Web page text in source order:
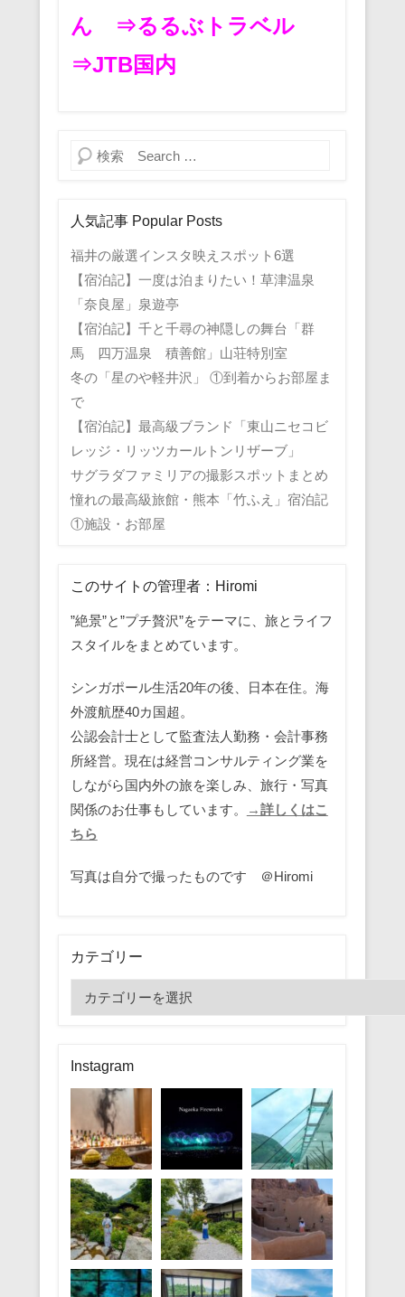
ん
⇒るるぶトラベル
⇒JTB国内
検索
人気記事 Popular Posts
福井の厳選インスタ映えスポット6選
【宿泊記】一度は泊まりたい！草津温泉
「奈良屋」泉遊亭
【宿泊記】千と千尋の神隠しの舞台「群
馬 四万温泉 積善館」山荘特別室
冬の「星のや軽井沢」 ①到着からお部屋ま
で
【宿泊記】最高級ブランド「東山ニセコビ
レッジ・リッツカールトンリザーブ」
サグラダファミリアの撮影スポットまとめ
憧れの最高級旅館・熊本「竹ふえ」宿泊記
①施設・お部屋
このサイトの管理者：Hiromi
”絶景”と”プチ贅沢”をテーマに、旅とライフ
スタイルをまとめています。
シンガポール生活20年の後、日本在住。海
外渡航歴40カ国超。
公認会計士として監査法人勤務・会計事務
所経営。現在は経営コンサルティング業を
しながら国内外の旅を楽しみ、旅行・写真
関係のお仕事もしています。
→詳しくはこ
ちら
写真は自分で撮ったものです ＠Hiromi
カテゴリー
テ
リ
ー
Instagram